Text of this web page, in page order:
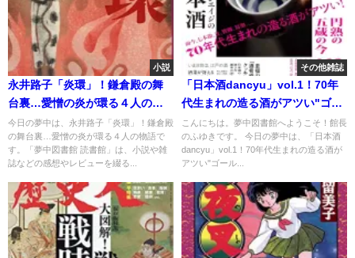
小説
永井路子「炎環」！鎌倉殿の舞
台裏…愛憎の炎が環る４人の物
語
今日の夢中は、永井路子「炎環」！鎌倉殿
の舞台裏…愛憎の炎が環る４人の物語で
す。「夢中図書館 読書館」は、小説や雑
誌などの感想やレビューを綴る...
その他雑誌
「日本酒dancyu」vol.1！70年
代生まれの造る酒がアツい"ゴー
ルデンエイジの日本酒"
こんにちは。夢中図書館へようこそ！館長
のふゆきです。 今日の夢中は、「日本酒
dancyu」vol.1！70年代生まれの造る酒が
アツい"ゴール...